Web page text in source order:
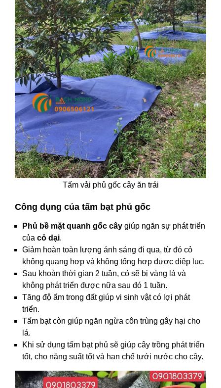
Tấm vải phủ gốc cây ăn trái
Công dụng của tấm bạt phủ gốc
Phủ bề mặt quanh gốc cây giúp ngăn sự phát triển
của cỏ dại.
Giảm hoàn toàn lượng ánh sáng đi qua, từ đó cỏ
không quang hợp và không tổng hợp được diệp lục.
Sau khoản thời gian 2 tuần, cỏ sẽ bị vàng lá và
không phát triển được nữa sau đó 1 tuần.
Tăng độ ẩm trong đất giúp vi sinh vật có lợi phát
triển.
Tấm bạt còn giúp ngăn ngừa côn trùng gây hại cho
lá.
Khi sử dụng tấm bạt phủ sẽ giúp cây trồng phát triển
tốt, cho năng suất tốt và hạn chế tưới nước cho cây.